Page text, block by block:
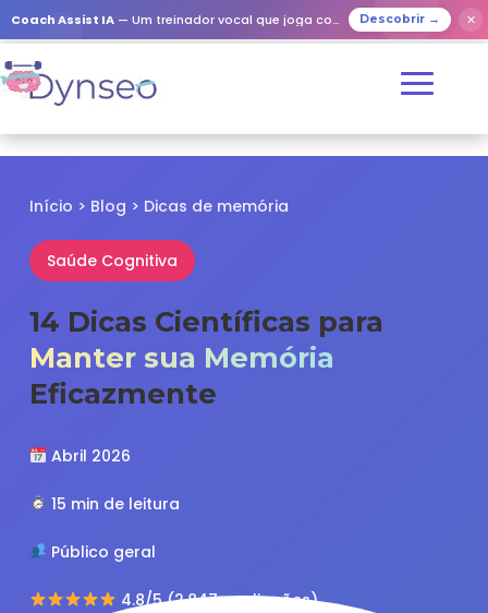
Coach Assist IA — Um treinador vocal que joga com os seus entes queridos Descobrir → ✕
Início > Blog > Dicas de memória
Saúde Cognitiva
14 Dicas Científicas para
Manter sua Memória
Eficazmente
Abril 2026
15 min de leitura
Público geral
4.8/5 (2.847 avaliações)